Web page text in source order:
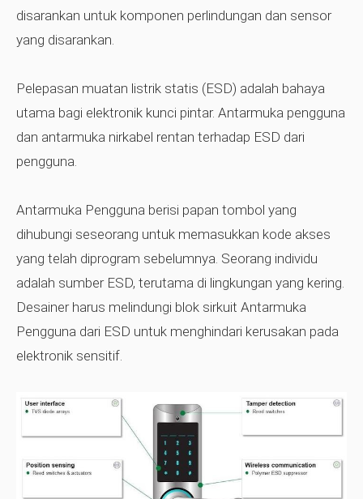
disarankan untuk komponen perlindungan dan sensor
yang disarankan.
Pelepasan muatan listrik statis (ESD) adalah bahaya
utama bagi elektronik kunci pintar. Antarmuka pengguna
dan antarmuka nirkabel rentan terhadap ESD dari
pengguna.
Antarmuka Pengguna berisi papan tombol yang
dihubungi seseorang untuk memasukkan kode akses
yang telah diprogram sebelumnya. Seorang individu
adalah sumber ESD, terutama di lingkungan yang kering.
Desainer harus melindungi blok sirkuit Antarmuka
Pengguna dari ESD untuk menghindari kerusakan pada
elektronik sensitif.